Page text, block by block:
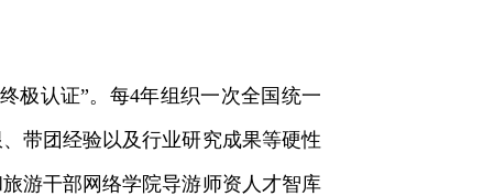
认证”。每4年组织一次全国统一
带团经验以及行业研究成果等硬性
游干部网络学院导游师资人才智库